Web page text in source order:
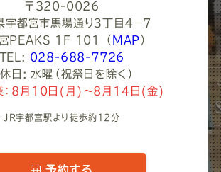
〒320-0026
宇都宮市馬場通り３丁目４−７
PEAKS 1F 101
（ MAP ）
TEL: 028-688-7726
日: 水曜（祝祭日を除く）
：8月10日(月)～8月14日(金)
JR宇都宮駅より徒歩約12分